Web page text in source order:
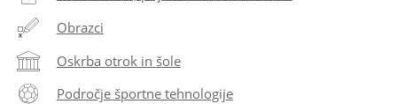
Obrazci
Oskrba otrok in šole
Področje športne tehnologije